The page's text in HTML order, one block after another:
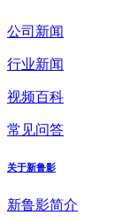
公司新闻
行业新闻
视频百科
常见问答
关于新鲁影
新鲁影简介